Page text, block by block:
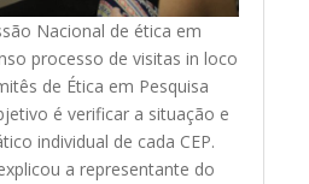
Nacional de ética em
processo de visitas in loco
de Ética em Pesquisa
é verificar a situação e
individual de cada CEP.
a representante do